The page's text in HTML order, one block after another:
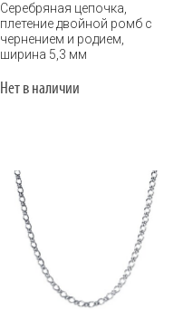
Серебряная цепочка,
плетение двойной ромб с
чернением и родием,
ширина 5,3 мм
Нет в наличии